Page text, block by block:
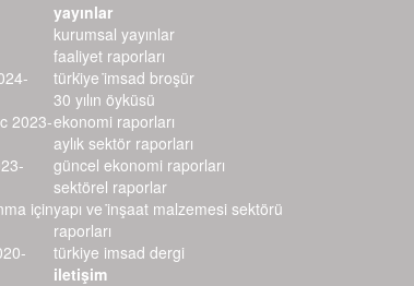
2023-
için
yayınlar
kurumsal yayınlar
faaliyet raporları
türki̇ye i̇msad broşür
30 yılın öyküsü
ekonomi raporları
aylık sektör raporları
güncel ekonomi raporları
sektörel raporlar
yapı ve i̇nşaat malzemesi sektörü r
aporları
türkiye imsad dergi
iletişim